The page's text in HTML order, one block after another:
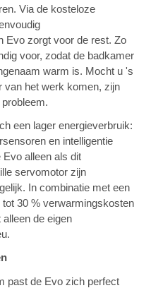
Via de kosteloze
Evo zorgt voor de rest. Zo
voor, zodat de badkamer
warm is. Mocht u 's
van het werk komen, zijn
een lager energieverbruik:
en intelligentie
alleen als dit
servomotor zijn
In combinatie met een
30 % verwarmingskosten
de eigen
past de Evo zich perfect